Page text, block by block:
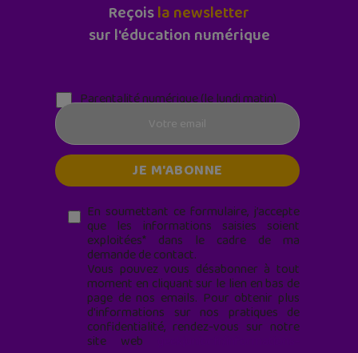
Reçoisla newsletter
sur l'éducation numérique
Parentalité numérique (le lundi matin)
En soumettant ce formulaire, j’accepte
que les informations saisies soient
exploitées* dans le cadre de ma
demande de contact.
Vous pouvez vous désabonner à tout
moment en cliquant sur le lien en bas de
page de nos emails. Pour obtenir plus
d'informations sur nos pratiques de
confidentialité, rendez-vous sur notre
site web